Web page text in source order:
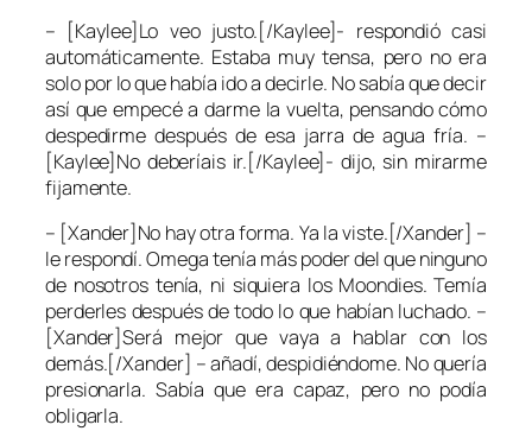
– [Kaylee]Lo veo justo.[/Kaylee]- respondió casi
automáticamente. Estaba muy tensa, pero no era
solo por lo que había ido a decirle. No sabía que decir
así que empecé a darme la vuelta, pensando cómo
despedirme después de esa jarra de agua fría. –
[Kaylee]No deberíais ir.[/Kaylee]- dijo, sin mirarme
fijamente.
– [Xander]No hay otra forma. Ya la viste.[/Xander] –
le respondí. Omega tenía más poder del que ninguno
de nosotros tenía, ni siquiera los Moondies. Temía
perderles después de todo lo que habían luchado. –
[Xander]Será mejor que vaya a hablar con los
demás.[/Xander] – añadí, despidiéndome. No quería
presionarla. Sabía que era capaz, pero no podía
obligarla.